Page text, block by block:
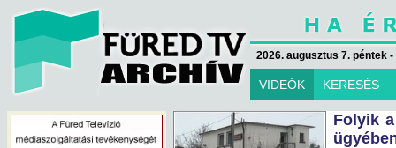
2026. augusztus 7. péntek
VIDEÓK KERESÉS
Folyik